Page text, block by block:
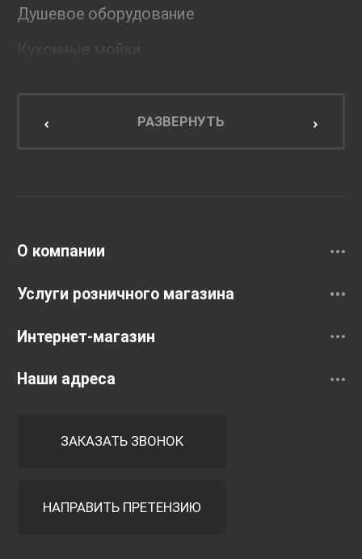
Душевое оборудование
Кухонные мойки
Мебель для кухниРАЗВЕРНУТЬ
О компании
Услуги розничного магазина
Интернет-магазин
Наши адреса
ЗАКАЗАТЬ ЗВОНОК
НАПРАВИТЬ ПРЕТЕНЗИЮ